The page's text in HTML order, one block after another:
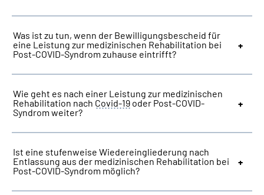
Was ist zu tun, wenn der Bewilligungsbescheid für
eine Leistung zur medizinischen Rehabilitation bei
Post-COVID-Syndrom zuhause eintrifft?
Wie geht es nach einer Leistung zur medizinischen
Rehabilitation nach Covid-19 oder Post-COVID-
Syndrom weiter?
Ist eine stufenweise Wiedereingliederung nach
Entlassung aus der medizinischen Rehabilitation bei
Post-COVID-Syndrom möglich?